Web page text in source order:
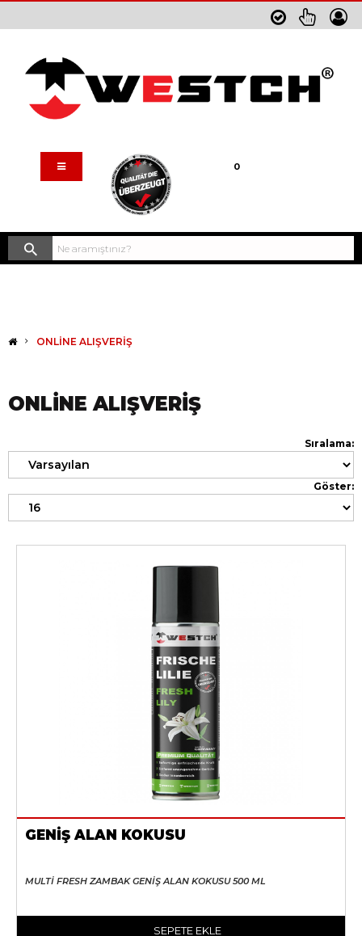
0
ONLINE ALIŞVERIŞ
ONLINE ALIŞVERIŞ
Sıralama:
Göster:
GENİŞ ALAN KOKUSU
MULTİ FRESH ZAMBAK GENİŞ ALAN KOKUSU 500 ML
SEPETE EKLE